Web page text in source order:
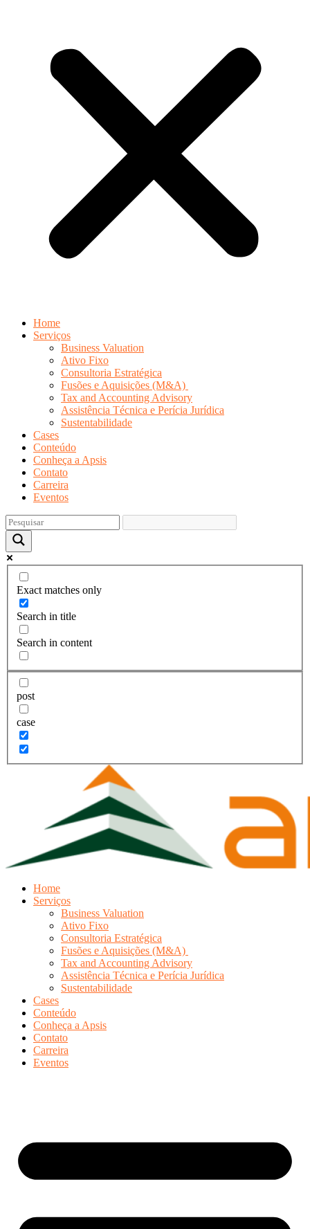
Home
Serviços
Business Valuation
Ativo Fixo
Consultoria Estratégica
Fusões e Aquisições (M&A)
Tax and Accounting Advisory
Assistência Técnica e Perícia Jurídica
Sustentabilidade
Cases
Conteúdo
Conheça a Apsis
Contato
Carreira
Eventos
Exact matches only
Search in title
Search in content
post
case
Home
Serviços
Business Valuation
Ativo Fixo
Consultoria Estratégica
Fusões e Aquisições (M&A)
Tax and Accounting Advisory
Assistência Técnica e Perícia Jurídica
Sustentabilidade
Cases
Conteúdo
Conheça a Apsis
Contato
Carreira
Eventos